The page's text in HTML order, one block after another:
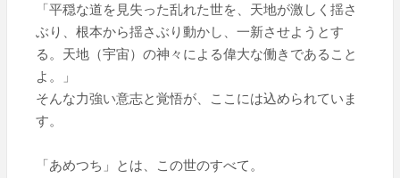
「平穏な道を見失った乱れた世を、天地が激しく揺さ
ぶり、根本から揺さぶり動かし、一新させようとす
る。天地（宇宙）の神々による偉大な働きであること
よ。」
そんな力強い意志と覚悟が、ここには込められていま
す。
「あめつち」とは、この世のすべて。